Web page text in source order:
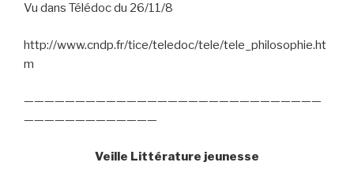
Vu dans Télédoc du 26/11/8
http://www.cndp.fr/tice/teledoc/tele/tele_philosophie.ht
m
—————————————————————————————
—————————————
Veille Littérature jeunesse